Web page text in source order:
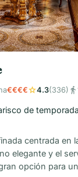
€€€€star4.3(336) directions_walk
de
centrada en
elegante y el
opción para